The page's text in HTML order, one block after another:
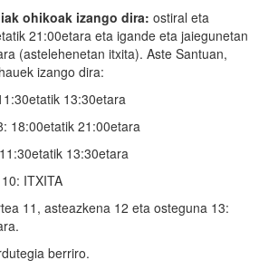
ohikoak izango dira: ostiral eta
21:00etara eta igande eta jaiegunetan
(astelehenetan itxita). Aste Santuan,
izango dira:
13:30etara
18:00etatik 21:00etara
13:30etara
ITXITA
11, asteazkena 12 eta osteguna 13:
berriro.